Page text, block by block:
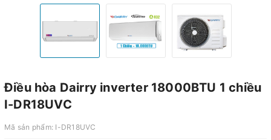
Điều hòa Dairry inverter 18000BTU 1 chiều
I-DR18UVC
Mã sản phẩm: I-DR18UVC